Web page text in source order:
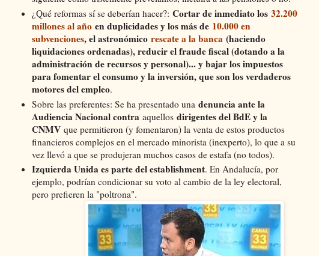
¿Qué reformas sí se deberían hacer?: Cortar de inmediato los 32.200
millones al añoen duplicidades y los más de 10.000 en
subvenciones, el astronómico rescate a la banca(haciendo
liquidaciones ordenadas), reducir el fraude fiscal (dotando a la
administración de recursos y personal)... y bajar los impuestos
para fomentar el consumo y la inversión, que son los verdaderos
motores del empleo.
Sobre las preferentes: Se ha presentado una denuncia ante la
Audiencia Nacional contra aquellos dirigentes del BdE y la
CNMVque permitieron (y fomentaron) la venta de estos productos
financieros complejos en el mercado minorista (inexperto), lo que a su
vez llevó a que se produjeran muchos casos de estafa (no todos).
Izquierda Unida es parte del establishment. En Andalucía, por
ejemplo, podrían condicionar su voto al cambio de la ley electoral,
pero prefieren la "poltrona".